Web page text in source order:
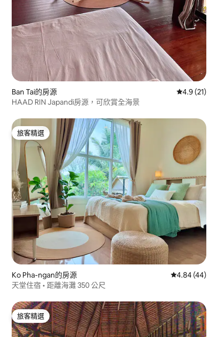
Ban Tai的房源 從 21 則評
4.9 (21)
HAAD RIN Japandi房源，可欣賞全海景
旅客精選
旅客精選
Ko Pha-ngan的房源 從 44 則評價
4.84 (44)
天堂住宿 • 距離海灘 350 公尺
旅客精選
旅客精選